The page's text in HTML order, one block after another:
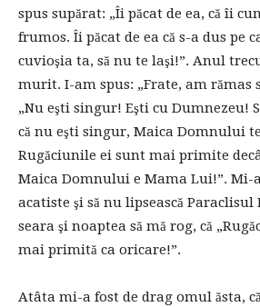
spus supărat: „Îi păcat de ea, că îi
frumos. Îi păcat de ea că s-a dus pe
cuvioşia ta, să nu te laşi!”. Anul
murit. I-am spus: „Frate, am rămas
„Nu eşti singur! Eşti cu Dumnezeu!
că nu eşti singur, Maica Domnului
Rugăciunile ei sunt mai primite
Maica Domnului e Mama Lui!”. Mi-a
acatiste şi să nu lipsească
seara şi noaptea să mă rog, că
mai primită ca oricare!”.
Atâta mi-a fost de drag omul ăsta,